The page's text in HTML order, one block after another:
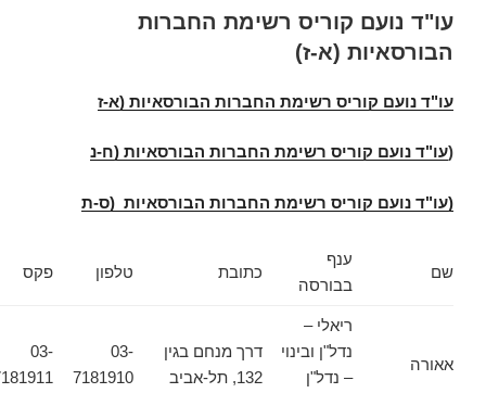
עו"ד נועם קוריס רשימת החברות
הבורסאיות (א-ז)
עו"ד נועם קוריס רשימת החברות הבורסאיות (א-ז
עו"ד נועם קוריס רשימת החברות הבורסאיות (ח-נ
(עו"ד נועם קוריס רשימת החברות הבורסאיות (ס-ת
שם
ענף
בבורסה
כתובת טלפון פקס
אאורה
ריאלי –
נדל"ן ובינוי
– נדל"ן
דרך מנחם בגין
132, תל-אביב
03-
7181910
03-
7181911